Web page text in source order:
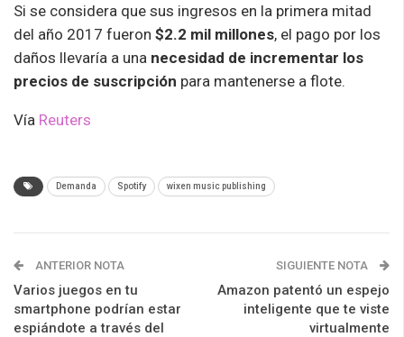
Si se considera que sus ingresos en la primera mitad
del año 2017 fueron $2.2 mil millones, el pago por los
daños llevaría a una necesidad de incrementar los
precios de suscripción para mantenerse a flote.
Vía Reuters
Demanda Spotify wixen music publishing
ANTERIOR NOTA
Varios juegos en tu
smartphone podrían estar
espiándote a través del
SIGUIENTE NOTA
Amazon patentó un espejo
inteligente que te viste
virtualmente